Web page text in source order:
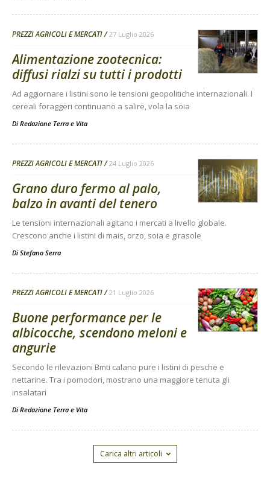
PREZZI AGRICOLI E MERCATI 27 Luglio 2026
Alimentazione zootecnica:
diffusi rialzi su tutti i prodotti
Ad aggiornare i listini sono le tensioni geopolitiche internazionali. I
cereali foraggeri continuano a salire, vola la soia
Di Redazione Terra e Vita
PREZZI AGRICOLI E MERCATI 24 Luglio 2026
Grano duro fermo al palo,
balzo in avanti del tenero
Le tensioni internazionali agitano i mercati a livello globale.
Crescono anche i listini di mais, orzo, soia e girasole
Di Stefano Serra
PREZZI AGRICOLI E MERCATI 21 Luglio 2026
Buone performance per le
albicocche, scendono meloni e
angurie
Secondo le rilevazioni Bmti calano pure i listini di pesche e
nettarine. Tra i pomodori, mostrano una maggiore tenuta gli
insalatari
Di Redazione Terra e Vita
Carica altri articoli